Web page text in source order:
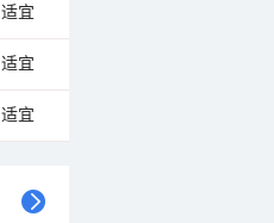
适宜
适宜
适宜